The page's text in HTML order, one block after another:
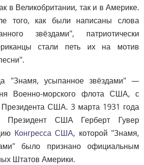
в Великобритании, так и в Америке.
того, как были написаны слова
звёздами", патриотически
стали петь их на мотив
"Знамя, усыпанное звёздами" —
Военно-морского флота США, с
США. 3 марта 1931 года
Президент США Герберт Гувер
Конгресса США, которой "Знамя,
было признано официальным
Штатов Америки.